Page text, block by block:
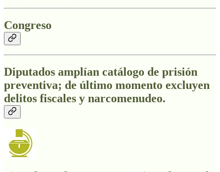
Congreso
Diputados amplían catálogo de prisión
preventiva; de último momento excluyen
delitos fiscales y narcomenudeo.